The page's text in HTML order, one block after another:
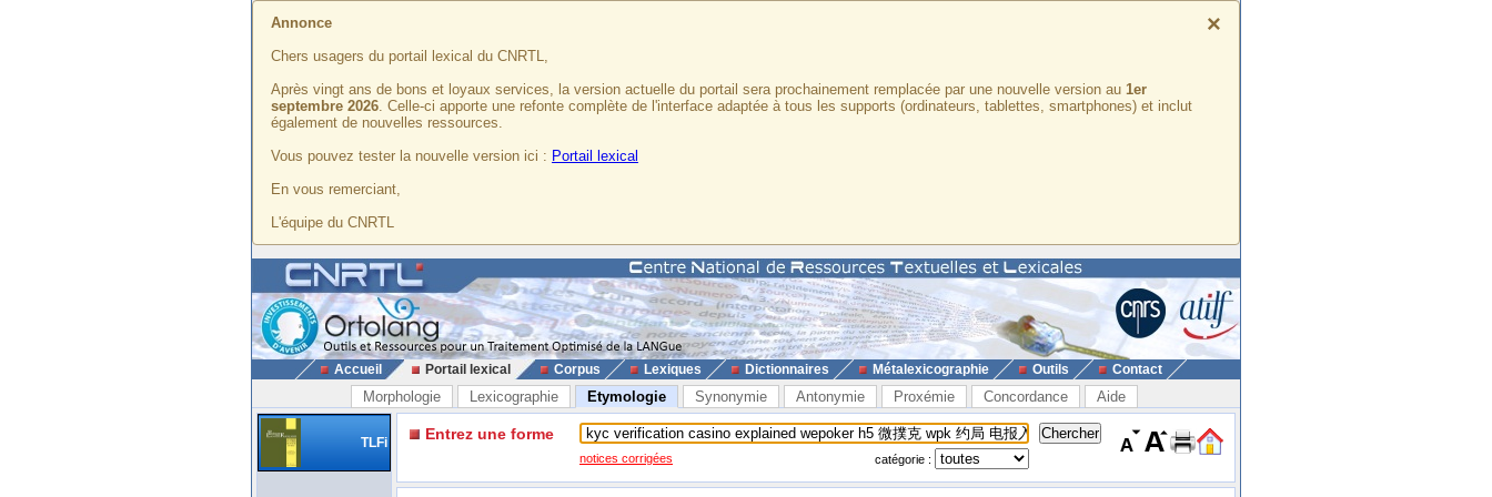
×
Annonce
Chers usagers du portail lexical du CNRTL,
Après vingt ans de bons et loyaux services, la version actuelle du portail sera prochainement remplacée par une nouvelle version au 1er
septembre 2026. Celle-ci apporte une refonte complète de l'interface adaptée à tous les supports (ordinateurs, tablettes, smartphones) et inclut
également de nouvelles ressources.
Vous pouvez tester la nouvelle version ici : Portail lexical
En vous remerciant,
L'équipe du CNRTL
Accueil Portail lexical Corpus Lexiques Dictionnaires Métalexicographie Outils Contact
Morphologie Lexicographie Etymologie Synonymie Antonymie Proxémie Concordance Aide
TLFi Entrez une forme
notices corrigées catégorie :